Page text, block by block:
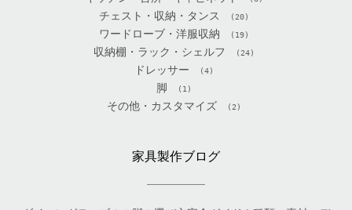
チェスト・収納・タンス (20)
ワードローブ・洋服収納 (19)
収納棚・ラック・シェルフ (24)
ドレッサー (4)
脚 (1)
その他・カスタマイズ (2)
家具製作ブログ